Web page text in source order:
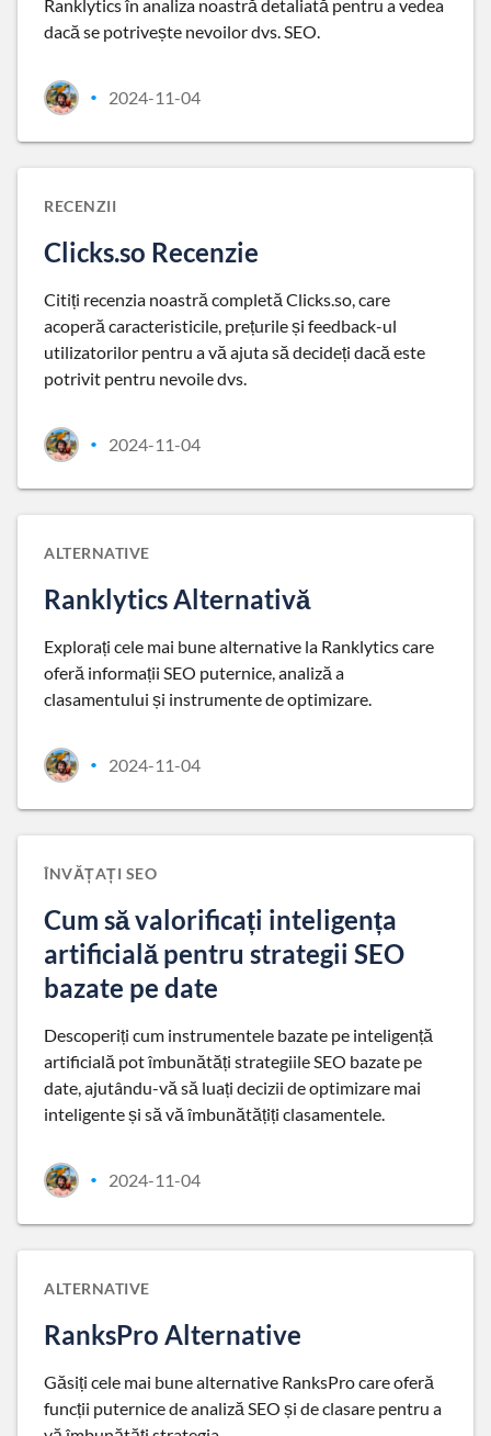
Ranklytics în analiza noastră detaliată pentru a vedea
dacă se potrivește nevoilor dvs. SEO.
• 2024-11-04
RECENZII
Clicks.so Recenzie
Citiți recenzia noastră completă Clicks.so, care
acoperă caracteristicile, prețurile și feedback-ul
utilizatorilor pentru a vă ajuta să decideți dacă este
potrivit pentru nevoile dvs.
• 2024-11-04
ALTERNATIVE
Ranklytics Alternativă
Explorați cele mai bune alternative la Ranklytics care
oferă informații SEO puternice, analiză a
clasamentului și instrumente de optimizare.
• 2024-11-04
ÎNVĂȚAȚI SEO
Cum să valorificați inteligența
artificială pentru strategii SEO
bazate pe date
Descoperiți cum instrumentele bazate pe inteligență
artificială pot îmbunătăți strategiile SEO bazate pe
date, ajutându-vă să luați decizii de optimizare mai
inteligente și să vă îmbunătățiți clasamentele.
• 2024-11-04
ALTERNATIVE
RanksPro Alternative
Găsiți cele mai bune alternative RanksPro care oferă
funcții puternice de analiză SEO și de clasare pentru a